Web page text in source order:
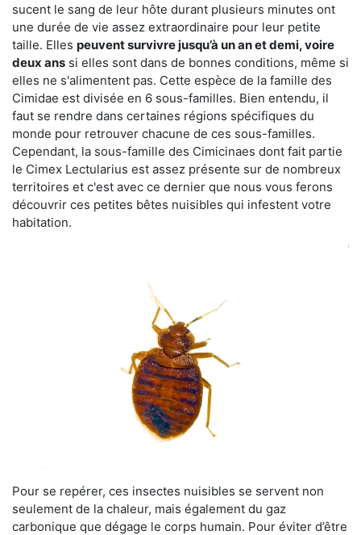
sucent le sang de leur hôte durant plusieurs minutes ont
une durée de vie assez extraordinaire pour leur petite
taille. Elles peuvent survivre jusqu’à un an et demi, voire
deux ans si elles sont dans de bonnes conditions, même si
elles ne s'alimentent pas. Cette espèce de la famille des
Cimidae est divisée en 6 sous-familles. Bien entendu, il
faut se rendre dans certaines régions spécifiques du
monde pour retrouver chacune de ces sous-familles.
Cependant, la sous-famille des Cimicinaes dont fait partie
le Cimex Lectularius est assez présente sur de nombreux
territoires et c'est avec ce dernier que nous vous ferons
découvrir ces petites bêtes nuisibles qui infestent votre
habitation.
Pour se repérer, ces insectes nuisibles se servent non
seulement de la chaleur, mais également du gaz
carbonique que dégage le corps humain. Pour éviter d’être